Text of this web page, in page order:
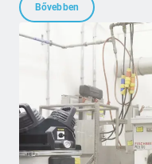
Bővebben